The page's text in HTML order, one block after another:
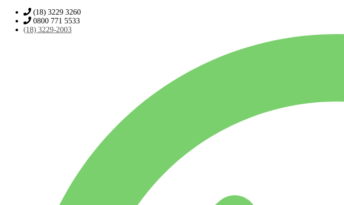
(18) 3229 3260
0800 771 5533
(18) 3229-2003